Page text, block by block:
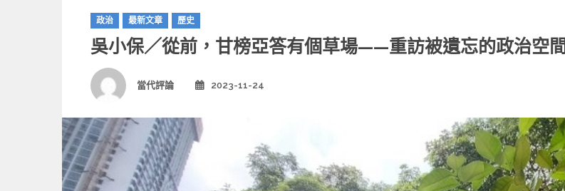
C
a
t
g
o
i
e
s
政治 最新文章 歷史
吳小保／從前，甘榜亞答有個草場——重訪被遺忘的政治空間
Author
當代評論 2023-11-24